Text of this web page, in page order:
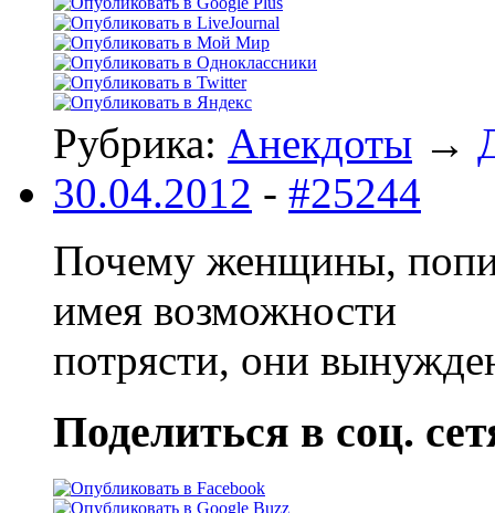
Рубрика: Анекдоты →
30.04.2012 - #25244
Почему женщины,
имея возможности
потрясти, они
Поделиться в соц.